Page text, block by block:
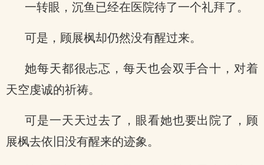
一转眼，沉鱼已经在医院待了一个礼拜了。
可是，顾展枫却仍然没有醒过来。
她每天都很忐忑，每天也会双手合十，对着
天空虔诚的祈祷。
可是一天天过去了，眼看她也要出院了，顾
展枫去依旧没有醒来的迹象。